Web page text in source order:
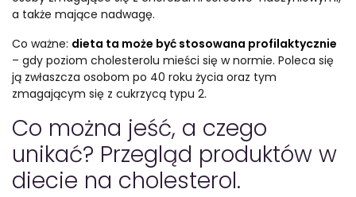
a także mające nadwagę.
Co ważne: dieta ta może być stosowana profilaktycznie
– gdy poziom cholesterolu mieści się w normie. Poleca się
ją zwłaszcza osobom po 40 roku życia oraz tym
zmagającym się z cukrzycą typu 2.
Co można jeść, a czego
unikać? Przegląd produktów w
diecie na cholesterol.